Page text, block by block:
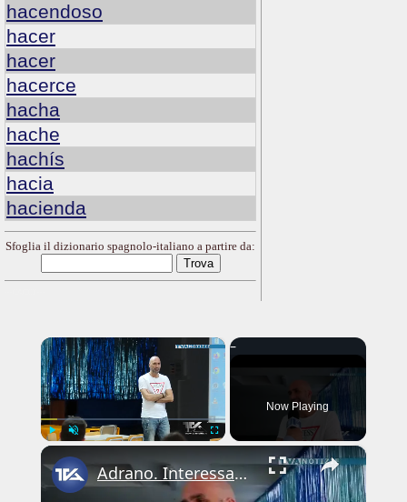
hacendoso
hacer
hacer
hacerce
hacha
hache
hachís
hacia
hacienda
Sfoglia il dizionario spagnolo-italiano a partire da:
×
Now Playing
×
Adrano. Interessante incontro al liceo “Verga” con il prof. Fabio Gamberini. Studenti del Linguistic